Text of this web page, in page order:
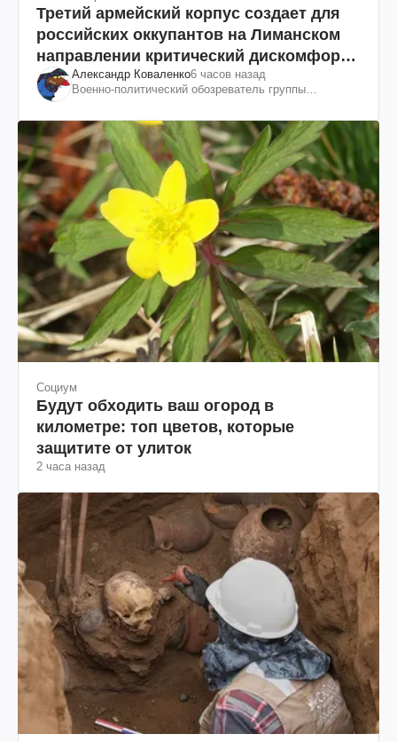
Третий армейский корпус создает для
российских оккупантов на Лиманском
направлении критический дискомфорт:
как это удалось
Александр Коваленко6 часов назад
Военно-политический обозреватель группы
Социум
Будут обходить ваш огород в
километре: топ цветов, которые
защитите от улиток
2 часа назад